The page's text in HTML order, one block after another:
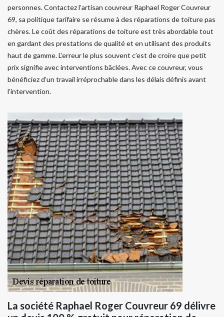
personnes. Contactez l’artisan couvreur Raphael Roger Couvreur
69, sa politique tarifaire se résume à des réparations de toiture pas
chères. Le coût des réparations de toiture est très abordable tout
en gardant des prestations de qualité et en utilisant des produits
haut de gamme. L’erreur le plus souvent c’est de croire que petit
prix signifie avec interventions bâclées. Avec ce couvreur, vous
bénéficiez d’un travail irréprochable dans les délais définis avant
l’intervention.
La société Raphael Roger Couvreur 69 délivre